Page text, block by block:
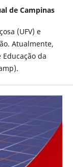
de Campinas
(UFV) e
Atualmente,
da